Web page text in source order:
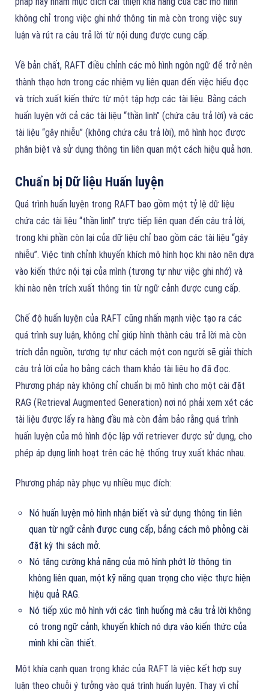
không chỉ trong việc ghi nhớ thông tin mà còn trong việc suy
luận và rút ra câu trả lời từ nội dung được cung cấp.
Về bản chất, RAFT điều chỉnh các mô hình ngôn ngữ để trở nên
thành thạo hơn trong các nhiệm vụ liên quan đến việc hiểu đọc
và trích xuất kiến thức từ một tập hợp các tài liệu. Bằng cách
huấn luyện với cả các tài liệu “thần linh” (chứa câu trả lời) và các
tài liệu “gây nhiễu” (không chứa câu trả lời), mô hình học được
phân biệt và sử dụng thông tin liên quan một cách hiệu quả hơn.
Chuẩn bị Dữ liệu Huấn luyện
Quá trình huấn luyện trong RAFT bao gồm một tỷ lệ dữ liệu
chứa các tài liệu “thần linh” trực tiếp liên quan đến câu trả lời,
trong khi phần còn lại của dữ liệu chỉ bao gồm các tài liệu “gây
nhiễu”. Việc tinh chỉnh khuyến khích mô hình học khi nào nên dựa
vào kiến thức nội tại của mình (tương tự như việc ghi nhớ) và
khi nào nên trích xuất thông tin từ ngữ cảnh được cung cấp.
Chế độ huấn luyện của RAFT cũng nhấn mạnh việc tạo ra các
quá trình suy luận, không chỉ giúp hình thành câu trả lời mà còn
trích dẫn nguồn, tương tự như cách một con người sẽ giải thích
câu trả lời của họ bằng cách tham khảo tài liệu họ đã đọc.
Phương pháp này không chỉ chuẩn bị mô hình cho một cài đặt
RAG (Retrieval Augmented Generation) nơi nó phải xem xét các
tài liệu được lấy ra hàng đầu mà còn đảm bảo rằng quá trình
huấn luyện của mô hình độc lập với retriever được sử dụng, cho
phép áp dụng linh hoạt trên các hệ thống truy xuất khác nhau.
Phương pháp này phục vụ nhiều mục đích:
Nó huấn luyện mô hình nhận biết và sử dụng thông tin liên
quan từ ngữ cảnh được cung cấp, bắng cách mô phỏng cài
đặt kỳ thi sách mở.
Nó tăng cường khả năng của mô hình phớt lờ thông tin
không liên quan, một kỹ năng quan trọng cho việc thực hiện
hiệu quả RAG.
Nó tiếp xúc mô hình với các tình huống mà câu trả lời không
có trong ngữ cảnh, khuyến khích nó dựa vào kiến thức của
mình khi cần thiết.
Một khía cạnh quan trọng khác của RAFT là việc kết hợp suy
luận theo chuỗi ý tưởng vào quá trình huấn luyện. Thay vì chỉ